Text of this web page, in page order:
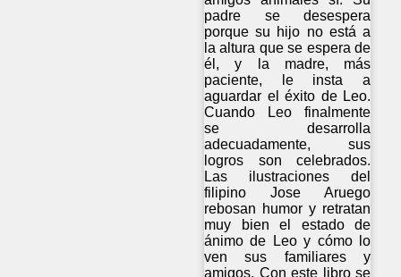
padre se desespera
porque su hijo no está a
la altura que se espera de
él, y la madre, más
paciente, le insta a
aguardar el éxito de Leo.
Cuando Leo finalmente
se desarrolla
adecuadamente, sus
logros son celebrados.
Las ilustraciones del
filipino Jose Aruego
rebosan humor y retratan
muy bien el estado de
ánimo de Leo y cómo lo
ven sus familiares y
amigos. Con este libro se